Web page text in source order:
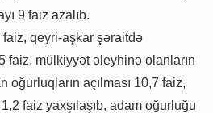
9 faiz azalıb.
faiz, qeyri-aşkar şəraitdə
faiz, mülkiyyət əleyhinə olanların
oğurluqların açılması 10,7 faiz,
faiz yaxşılaşıb, adam oğurluğu